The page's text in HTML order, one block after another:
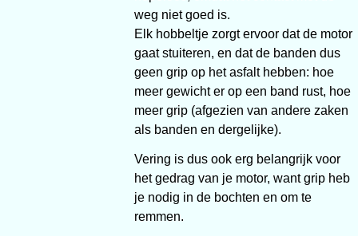
weg niet goed is.
Elk hobbeltje zorgt ervoor dat de motor
gaat stuiteren, en dat de banden dus
geen grip op het asfalt hebben: hoe
meer gewicht er op een band rust, hoe
meer grip (afgezien van andere zaken
als banden en dergelijke).
Vering is dus ook erg belangrijk voor
het gedrag van je motor, want grip heb
je nodig in de bochten en om te
remmen.